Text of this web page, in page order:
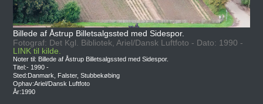
Billede af Åstrup Billetsalgssted med Sidespor.
Fotograf: Det Kgl. Bibliotek, Ariel/Dansk Luftfoto - Dato: 1990 -
LINK til kilde.
Noter til: Billede af Åstrup Billetsalgssted med Sidespor.
Titel:- 1990 -
Sted:Danmark, Falster, Stubbekøbing
Ophav:Ariel/Dansk Luftfoto
År:1990